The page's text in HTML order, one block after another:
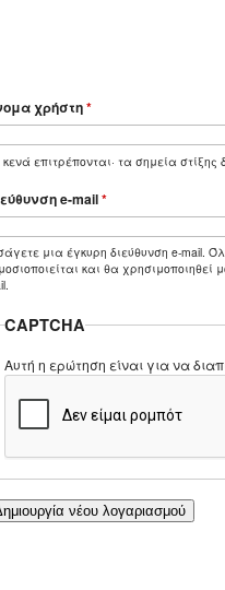
χρήστη*
επιτρέπονται· τα σημεία στίξης
e-mail*
μια έγκυρη διεύθυνση e-mail.
και θα χρησιμοποιηθεί
CAPTCHA
Αυτή η ερώτηση είναι για να